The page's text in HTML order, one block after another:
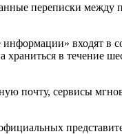
переписки между
входят в
в течение
почту, сервисы